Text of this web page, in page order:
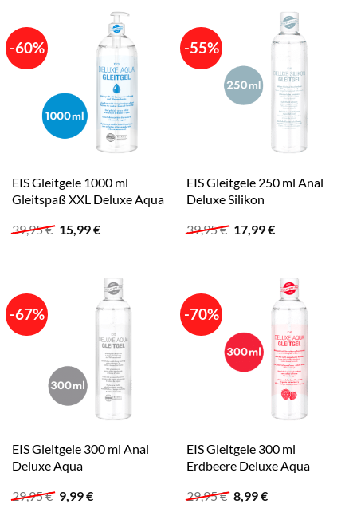
-60%
EIS Gleitgele 1000 ml
Gleitspaß XXL Deluxe Aqua
39,95€ Ursprünglicher
Preis
15,99€Aktueller
-55%
EIS Gleitgele 250 ml Anal
Deluxe Silikon
39,95€ Ursprünglicher
Preis
17,99€Aktueller
-67%
EIS Gleitgele 300 ml Anal
Deluxe Aqua
29,95€ Ursprünglicher
Preis
9,99€Aktueller
-70%
EIS Gleitgele 300 ml
Erdbeere Deluxe Aqua
29,95€ Ursprünglicher
Preis
8,99€Aktueller